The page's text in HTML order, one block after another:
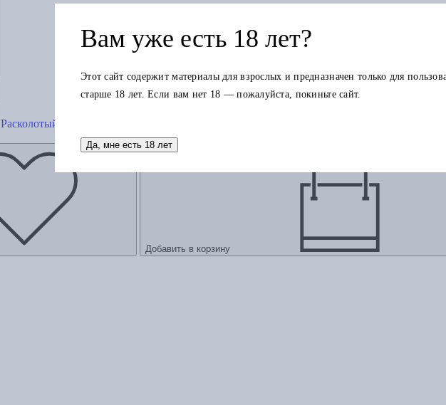
Расколотый храм. Реформация в Европе
Добавить в корзину
Вам уже есть 18 лет?
Этот сайт содержит материалы для взрослых и предназначен только для
старше 18 лет. Если вам нет 18 — пожалуйста, покиньте сайт.
Да, мне есть 18 лет